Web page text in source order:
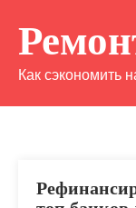
Как сэкономить